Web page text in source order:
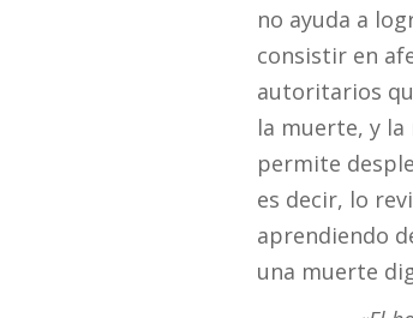
no ayuda a
consistir en
autoritarios
la muerte, y
permite
es decir, lo
aprendiendo
una muerte